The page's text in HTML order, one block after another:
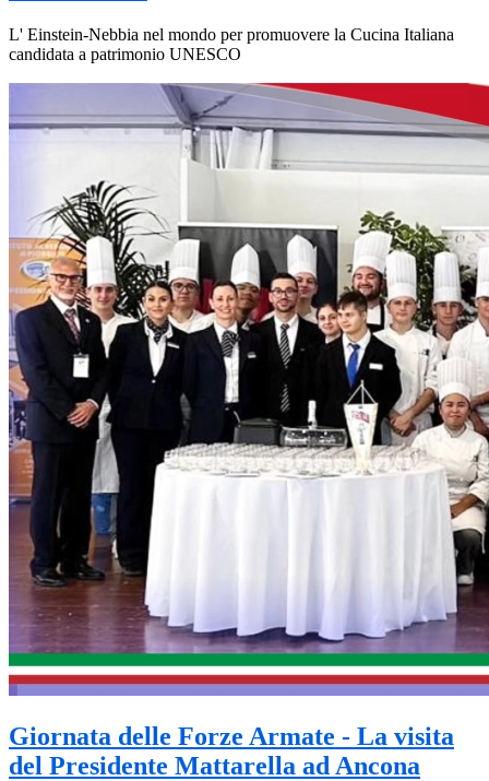
L' Einstein-Nebbia nel mondo per promuovere la Cucina Italiana
candidata a patrimonio UNESCO
Giornata delle Forze Armate - La visita
del Presidente Mattarella ad Ancona